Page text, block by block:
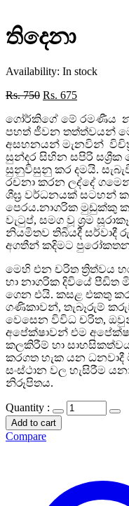
තිදෙනා
Availability: In stock
Rs.750 Original
was:
Rs. 750.
Rs. 675Current
is:
Rs. 675.
ගෝර්කිගේ මේ රමණීය
පහත් ජීවන තත්ත්වයන්
අසහනයන් මැනවින්
සුන්දර සිහින සපිරි සශ්‍රීක
සුනුවිසුනු කර දමයි.
රචනා කරන ලද්දේ
ශීඝ්‍ර වර්ධනයක් සටහන්
පෙරය.නාගරික මුඩුක්කු
වැටුප්, සමග වූ ශ්‍රම
නියමිතව තිබියදී සර්වාදී
අගතීන් කදිමට
මෙහි එන චරිත ත්‍රිත්වය
හා නාගරික දිවියේ පීඩිත
ගෙන එයි. කසළ එකතු
ගණිකාවන්, තැබෑරුම්
වෙසෙන විවිධ චරිත,
අපේක්ෂාවන් එම
කලකිරීම් හා
කරගත හැක යන ධනවාදී
සංස්ථාන වල හැසිරීම
නිරූපිතය.
Quantity :
Add to cart
Compare